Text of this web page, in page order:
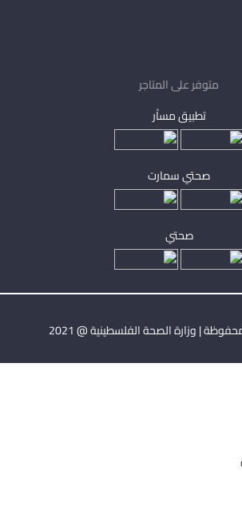
متوفر على المتاجر
تطبيق مساْر
صحتي سمارت
صحتي
| وزارة الصحة الفلسطينية @ 2021